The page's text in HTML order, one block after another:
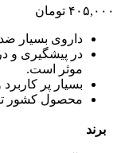
۴۰۵,۰۰۰ تومان
داروی بسیار
در پیشگیری و
موثر است.
بسیار پر
محصول کشور
برند